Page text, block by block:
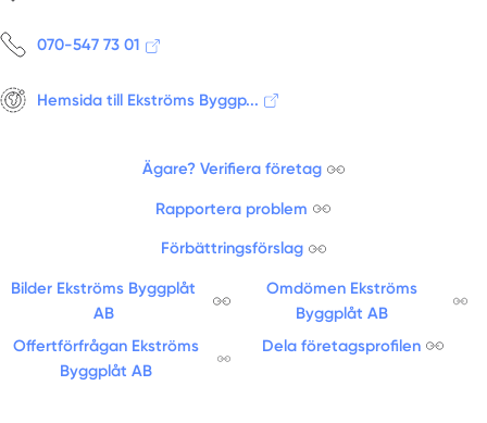
070-547 73 01
Hemsida till Ekströms Byggp...
Ägare? Verifiera företag
Rapportera problem
Förbättringsförslag
Bilder Ekströms Byggplåt
AB
Omdömen Ekströms
Byggplåt AB
Offertförfrågan Ekströms
Byggplåt AB
Dela företagsprofilen